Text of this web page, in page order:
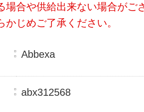
場合や供給出来ない場合がご
かじめご了承ください。
Abbexa
abx312568